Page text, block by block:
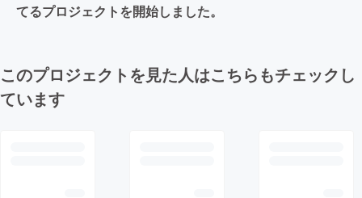
てるプロジェクトを開始しました。
このプロジェクトを見た人はこちらもチェックし
ています